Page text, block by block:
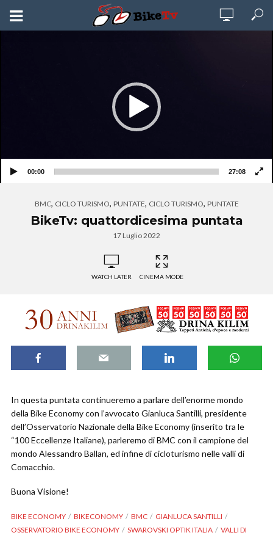
00:00 27:08
BMC, CICLO TURISMO, PUNTATE, CICLO TURISMO, PUNTATE
BikeTv: quattordicesima puntata
17 Luglio 2022
WATCH LATER CINEMA MODE
In questa puntata continueremo a parlare dell’enorme mondo
della Bike Economy con l’avvocato Gianluca Santilli, presidente
dell’Osservatorio Nazionale della Bike Economy (inserito tra le
“100 Eccellenze Italiane), parleremo di BMC con il campione del
mondo Alessandro Ballan, ed infine di cicloturismo nelle valli di
Comacchio.
Buona Visione!
BIKE ECONOMY BIKECONOMY BMC
GIANLUCA SANTILLI
OSSERVATORIO BIKE ECONOMY
SWAROVSKI OPTIK ITALIA
VALLI DI